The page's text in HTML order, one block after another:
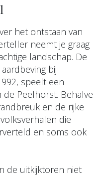
het ontstaan van
neemt je graag
landschap. De
bij
speelt een
Peelhorst. Behalve
en de rijke
die
en soms ook
de uitkijktoren niet